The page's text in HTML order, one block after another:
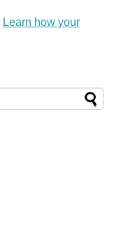
Learn how your